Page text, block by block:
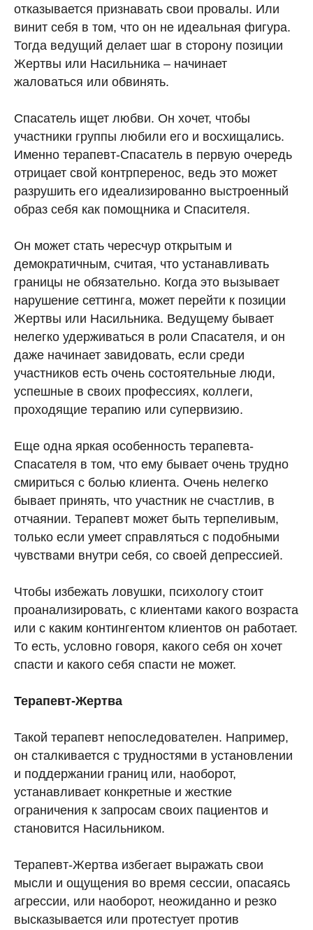
отказывается признавать свои провалы. Или
винит себя в том, что он не идеальная фигура.
Тогда ведущий делает шаг в сторону позиции
Жертвы или Насильника – начинает
жаловаться или обвинять.
Спасатель ищет любви. Он хочет, чтобы
участники группы любили его и восхищались.
Именно терапевт-Спасатель в первую очередь
отрицает свой контрперенос, ведь это может
разрушить его идеализированно выстроенный
образ себя как помощника и Спасителя.
Он может стать чересчур открытым и
демократичным, считая, что устанавливать
границы не обязательно. Когда это вызывает
нарушение сеттинга, может перейти к позиции
Жертвы или Насильника. Ведущему бывает
нелегко удерживаться в роли Спасателя, и он
даже начинает завидовать, если среди
участников есть очень состоятельные люди,
успешные в своих профессиях, коллеги,
проходящие терапию или супервизию.
Еще одна яркая особенность терапевта-
Спасателя в том, что ему бывает очень трудно
смириться с болью клиента. Очень нелегко
бывает принять, что участник не счастлив, в
отчаянии. Терапевт может быть терпеливым,
только если умеет справляться с подобными
чувствами внутри себя, со своей депрессией.
Чтобы избежать ловушки, психологу стоит
проанализировать, с клиентами какого возраста
или с каким контингентом клиентов он работает.
То есть, условно говоря, какого себя он хочет
спасти и какого себя спасти не может.
Терапевт-Жертва
Такой терапевт непоследователен. Например,
он сталкивается с трудностями в установлении
и поддержании границ или, наоборот,
устанавливает конкретные и жесткие
ограничения к запросам своих пациентов и
становится Насильником.
Терапевт-Жертва избегает выражать свои
мысли и ощущения во время сессии, опасаясь
агрессии, или наоборот, неожиданно и резко
высказывается или протестует против